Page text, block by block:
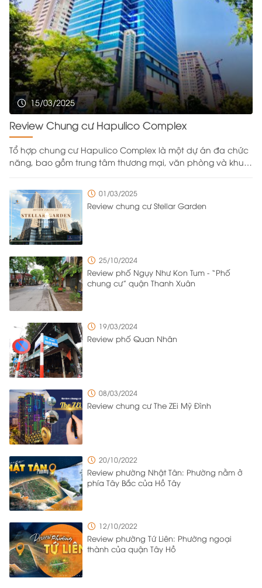
15/03/2025
Review Chung cư Hapulico Complex
Tổ hợp chung cư Hapulico Complex là một dự án đa chức
năng, bao gồm trung tâm thương mại, văn phòng và khu
chủ đầu tư. Nằm ở vị trí đắc địa với bốn mặt giáp các
tuyến đường Nguyễn Huy Tưởng, Lê Văn Thiêm, Vũ Trọng
Phụng và Ngụy Như Kon Tum, dự án được bố trí tới 8 cổng
ra vào từ nhiều hướng khác nhau để đảm bảo việc di
chuyển ra vào trong khu đô thị diễn ra thuận tiện và có trật
tự. Với mật độ cư dân sinh sống và làm việc cao, chủ đầu
tư đã triển khai nhiều giải pháp quản lý tổng thể để quản
lý một cách hiệu quả và vẫn đảm bảo sự thuận tiện cho
cư dân sinh sống tại đây.
01/03/2025
Review chung cư Stellar Garden
25/10/2024
Review phố Ngụy Như Kon Tum - “Phố
chung cư” quận Thanh Xuân
19/03/2024
Review phố Quan Nhân
08/03/2024
Review chung cư The ZEi Mỹ Đình
20/10/2022
Review phường Nhật Tân: Phường nằm ở
phía Tây Bắc của Hồ Tây
12/10/2022
Review phường Tứ Liên: Phường ngoại
thành của quận Tây Hồ